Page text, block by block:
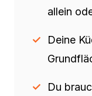
allein
Deine
Du